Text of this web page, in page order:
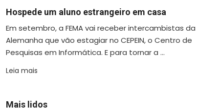
Hospede um aluno estrangeiro em casa
Em setembro, a FEMA vai receber intercambistas da
Alemanha que vão estagiar no CEPEIN, o Centro de
Pesquisas em Informática. E para tornar a ...
Leia mais
Mais lidos